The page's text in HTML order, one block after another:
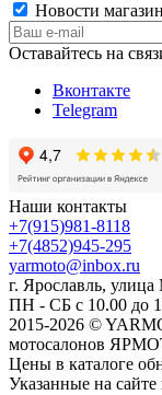
Новости
Оставайтесь на
Вконтакте
Telegram
Наши контакты
+7(915)981-8118
+7(4852)945-295
yarmoto@inbox.ru
г. Ярославль,
ПН - СБ с 10.00 до
2015-2026 ©
мотосалонов
Цены в каталоге
Указанные на